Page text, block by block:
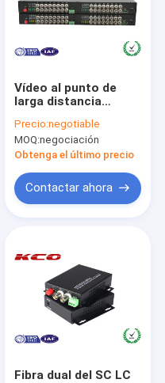
Vídeo al punto de
larga distancia
estante video de las
maneras del
convertidor 32 de la
Precio:negotiable
MOQ:negociación
Obtenga el último precio
Contactar ahora
Fibra dual del SC LC